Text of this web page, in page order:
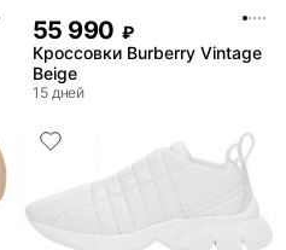
55 990 ₽
Кроссовки Burberry Vintage
Beige
15 дней